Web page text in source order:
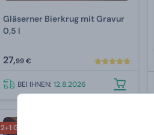
Gläserner Bierkrug mit Gravur
0,5 l
27,99 €
BEI IHNEN: 12.8.2026
2+1 GRATIS